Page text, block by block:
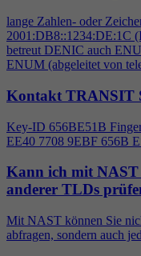
lange Zahlen- oder
2001:DB8::1234:DE:1C
betreut DENIC auch
ENUM (abgeleitet von
Kontakt TRANSIT
Key-ID 656BE51B
EE40 7708 9EBF 656B
Kann ich mit
anderer TLDs
Mit NAST können Sie
abfragen, sondern auch